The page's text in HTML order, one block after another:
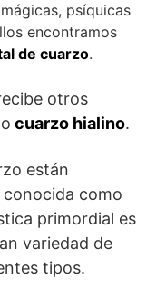
psíquicas
encontramos
de cuarzo.
otros
o cuarzo hialino.
están
como
primordial es
variedad de
tipos.